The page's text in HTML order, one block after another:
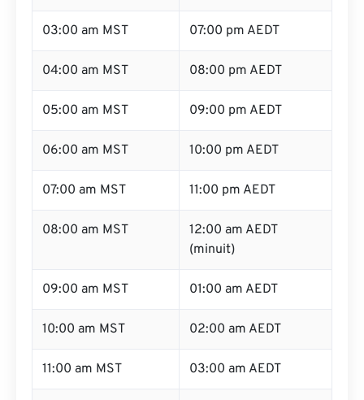
03:00 am MST 07:00 pm AEDT
04:00 am MST 08:00 pm AEDT
05:00 am MST 09:00 pm AEDT
06:00 am MST 10:00 pm AEDT
07:00 am MST 11:00 pm AEDT
08:00 am MST
12:00 am AEDT
(minuit)
09:00 am MST 01:00 am AEDT
10:00 am MST 02:00 am AEDT
11:00 am MST 03:00 am AEDT